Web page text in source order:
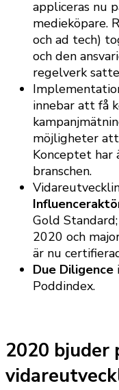
appliceras nu
medieköpare.
och ad tech)
och den
regelverk
innebar att få
möjligheter
Konceptet har
branschen.
Gold
2020 och
är nu
Due Diligence
Poddindex.
2020 bjuder